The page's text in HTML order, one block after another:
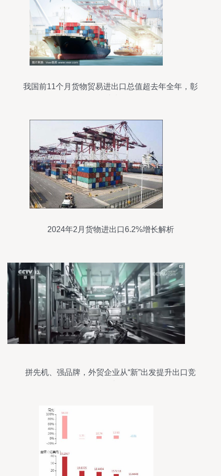
我国前11个月货物贸易进出口总值超去年全年，彰
2024年2月货物进出口6.2%增长解析
拼先机、强品牌，外贸企业从“新”出发提升出口竞